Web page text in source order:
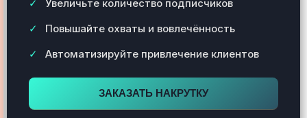
Увеличьте количество подписчиков
Повышайте охваты и вовлечённость
Автоматизируйте привлечение клиентов
ЗАКАЗАТЬ НАКРУТКУ